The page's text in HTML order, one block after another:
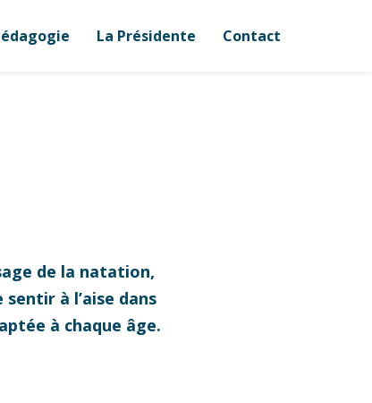
La Présidente Contact
de la natation,
à l’aise dans
à chaque âge.